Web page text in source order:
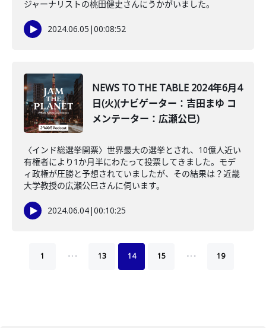
ジャーナリストの桃田健史さんにうかがいました。
2024.06.05 |00:08:52
NEWS TO THE TABLE 2024年6月4
日(火)(ナビゲーター：吉田まゆ コ
メンテーター：広瀬公巳)
〈インド総選挙開票〉世界最大の選挙とされ、10億人近い
有権者により1か月半にわたって投票してきました。モデ
ィ政権が圧勝と予想されていましたが、その結果は？近畿
大学教授の広瀬公巳さんに伺います。
2024.06.04|00:10:25
1 … 13 14 15 … 19